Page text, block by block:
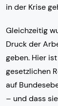
in der Krise
Gleichzeitig
Druck der
geben. Hier
gesetzlichen
auf
– und dass